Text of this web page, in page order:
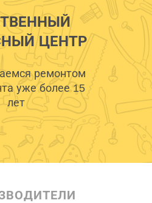
ЦЕНТР
ремонтом
уже более 15
лет